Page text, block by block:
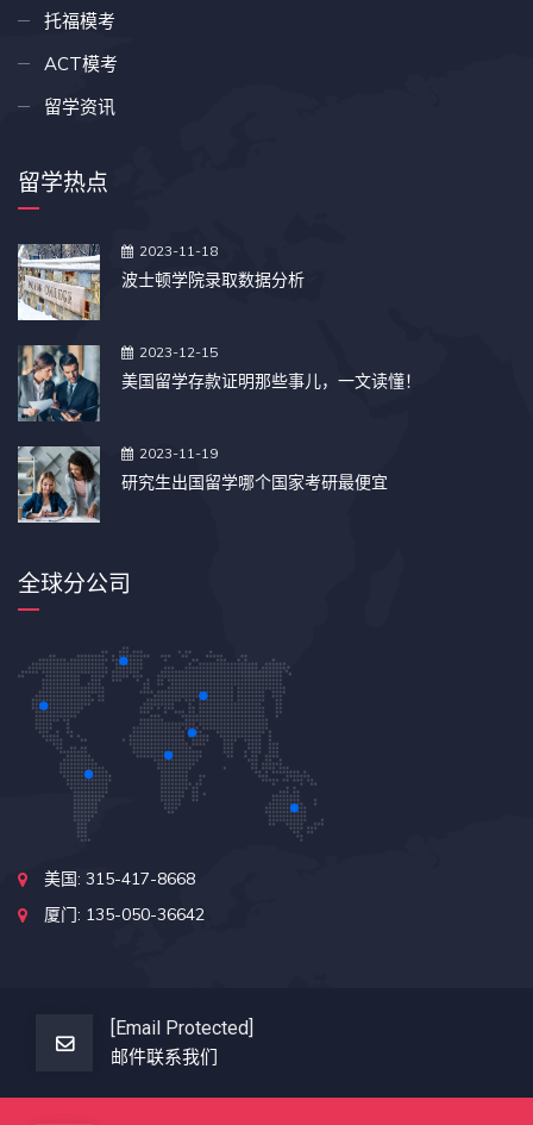
托福模考
ACT模考
留学资讯
留学热点
2023-11-18
波士顿学院录取数据分析
2023-12-15
美国留学存款证明那些事儿，一文读懂！
2023-11-19
研究生出国留学哪个国家考研最便宜
全球分公司
美国: 315-417-8668
厦门: 135-050-36642
[email Protected]
邮件联系我们